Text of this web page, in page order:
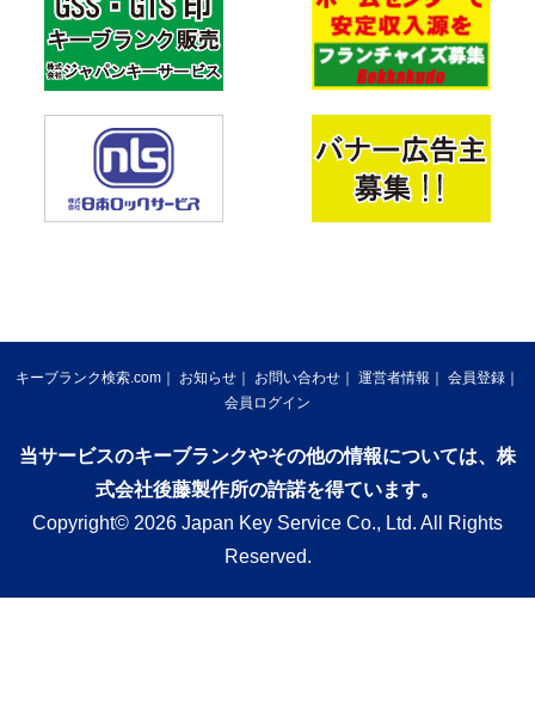
キーブランク検索.com お知らせ お問い合わせ 運営者情報
会員登録
会員ログイン
当サービスのキーブランクやその他の情報については、株
式会社後藤製作所の許諾を得ています。
Copyright© 2026 Japan Key Service Co., Ltd. All Rights
Reserved.